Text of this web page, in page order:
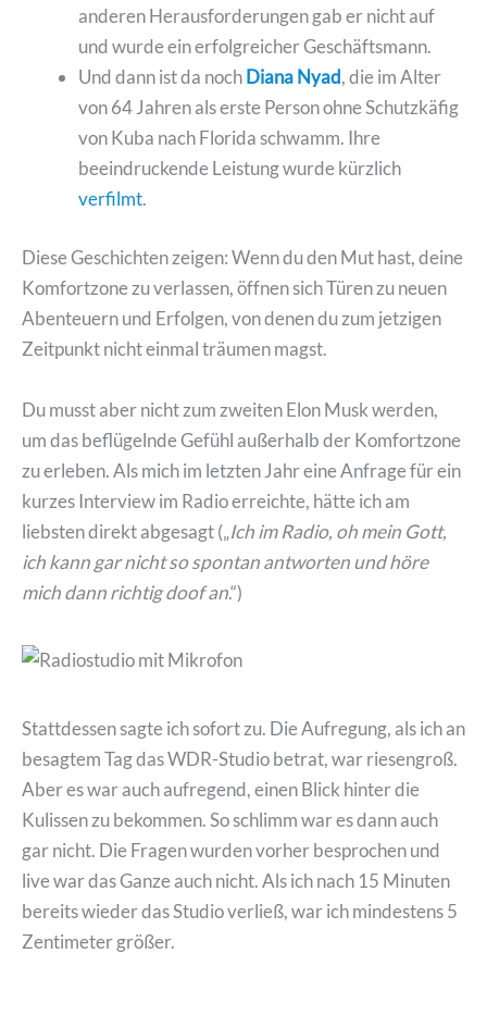
anderen Herausforderungen gab er nicht auf
und wurde ein erfolgreicher Geschäftsmann.
Und dann ist da nochDiana Nyad, die im Alter
von 64 Jahren als erste Person ohne Schutzkäfig
von Kuba nach Florida schwamm. Ihre
beeindruckende Leistung wurde kürzlich
verfilmt.
Diese Geschichten zeigen: Wenn du den Mut hast, deine
Komfortzone zu verlassen, öffnen sich Türen zu neuen
Abenteuern und Erfolgen, von denen du zum jetzigen
Zeitpunkt nicht einmal träumen magst.
Du musst aber nicht zum zweiten Elon Musk werden,
um das beflügelnde Gefühl außerhalb der Komfortzone
zu erleben. Als mich im letzten Jahr eine Anfrage für ein
kurzes Interview im Radio erreichte, hätte ich am
liebsten direkt abgesagt („Ich im Radio, oh mein Gott,
ich kann gar nicht so spontan antworten und höre
mich dann richtig doof an.“)
Stattdessen sagte ich sofort zu. Die Aufregung, als ich an
besagtem Tag das WDR-Studio betrat, war riesengroß.
Aber es war auch aufregend, einen Blick hinter die
Kulissen zu bekommen. So schlimm war es dann auch
gar nicht. Die Fragen wurden vorher besprochen und
live war das Ganze auch nicht. Als ich nach 15 Minuten
bereits wieder das Studio verließ, war ich mindestens 5
Zentimeter größer.